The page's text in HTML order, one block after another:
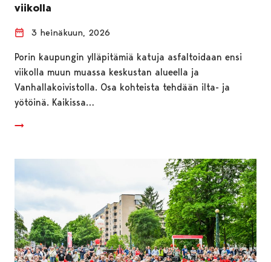
viikolla
3 heinäkuun, 2026
Porin kaupungin ylläpitämiä katuja asfaltoidaan ensi
viikolla muun muassa keskustan alueella ja
Vanhallakoivistolla. Osa kohteista tehdään ilta- ja
yötöinä. Kaikissa…